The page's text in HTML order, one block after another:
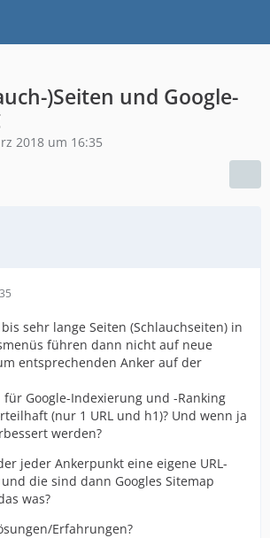
)Seiten und Google-
2018 um 16:35
sehr lange Seiten (Schlauchseiten) in
führen dann nicht auf neue
entsprechenden Anker auf der
für Google-Indexierung und -Ranking
(nur 1 URL und h1)? Und wenn ja
werden?
jeder Ankerpunkt eine eigene URL-
die sind dann Googles Sitemap
was?
Erfahrungen?